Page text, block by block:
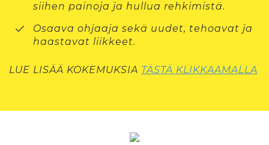
siihen painoja ja hullua rehkimistä.
Osaava ohjaaja sekä uudet, tehoavat ja
haastavat liikkeet.
LUE LISÄÄ KOKEMUKSIA TÄSTÄ KLIKKAAMALLA